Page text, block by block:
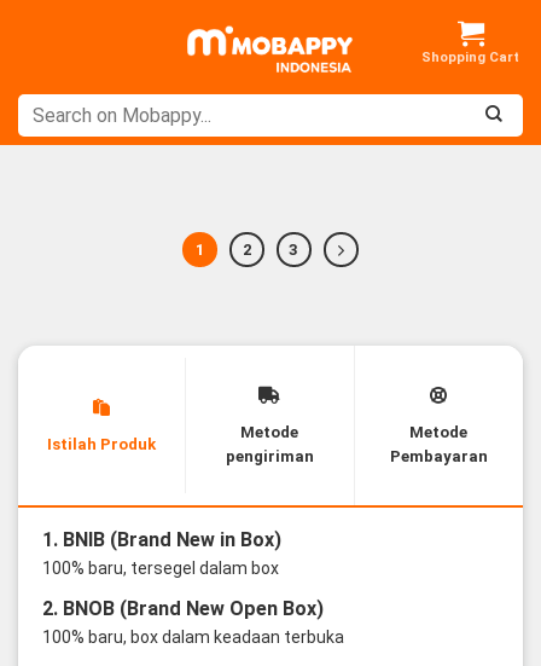
1 2 3
Istilah Produk
Metode
pengiriman
Metode
Pembayaran
1. BNIB (Brand New in Box)
100% baru, tersegel dalam box
2. BNOB (Brand New Open Box)
100% baru, box dalam keadaan terbuka